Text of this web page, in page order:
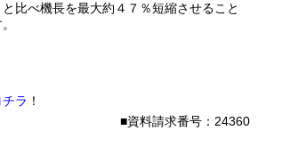
比べ機長を最大約４７％短縮させること
チラ ！
資料請求番号：24360